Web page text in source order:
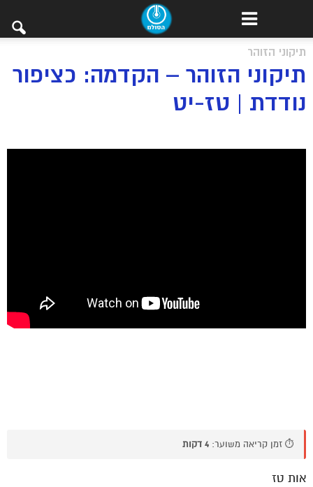
תיקוני הזוהר
תיקוני הזוהר – הקדמה: כציפור
נודדת | טז-יט
⏱️ זמן קריאה משוער: 4 דקות
אות טז